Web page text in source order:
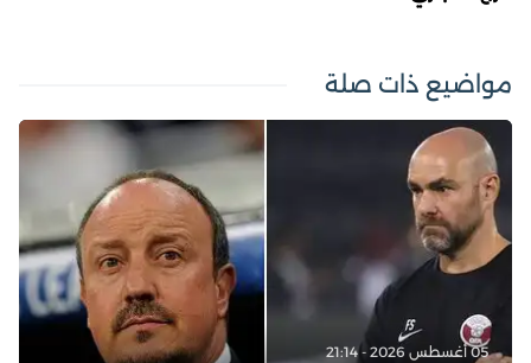
مواضيع ذات صلة
05 أغسطس 2026 - 21:14